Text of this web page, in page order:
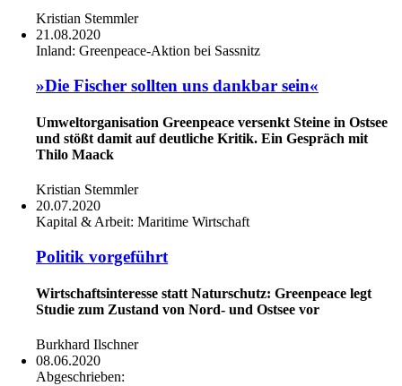
Kristian Stemmler
21.08.2020
Inland: Greenpeace-Aktion bei Sassnitz
»Die Fischer sollten uns dankbar sein«
Umweltorganisation Greenpeace versenkt Steine in Ostsee
und stößt damit auf deutliche Kritik. Ein Gespräch mit
Thilo Maack
Kristian Stemmler
20.07.2020
Kapital & Arbeit: Maritime Wirtschaft
Politik vorgeführt
Wirtschaftsinteresse statt Naturschutz: Greenpeace legt
Studie zum Zustand von Nord- und Ostsee vor
Burkhard Ilschner
08.06.2020
Abgeschrieben: